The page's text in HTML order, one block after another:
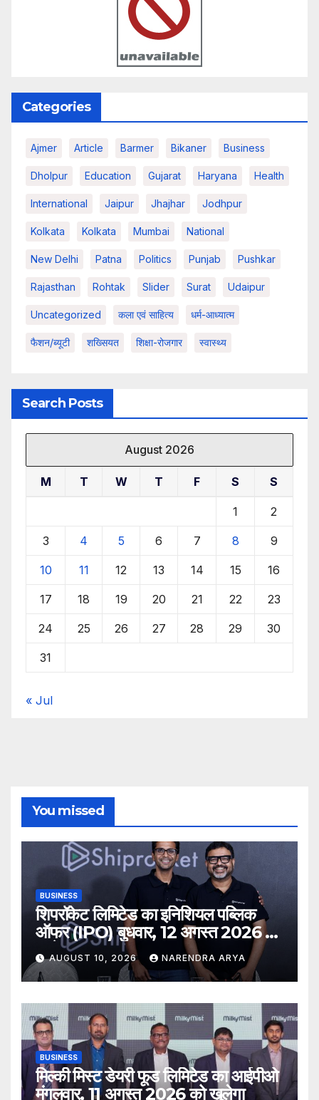
Categories
Ajmer Article Barmer Bikaner Business
Dholpur Education Gujarat Haryana Health
International Jaipur Jhajhar Jodhpur
Kolkata Kolkata Mumbai National
New Delhi Patna Politics Punjab Pushkar
Rajasthan Rohtak Slider Surat Udaipur
Uncategorized कला एवं साहित्य धर्म-आध्यात्म
फैशन/ब्यूटी शख्सियत शिक्षा-रोजगार स्वास्थ्य
Search Posts
August 2026
M T W T F S S
1 2
3 4 5 6 7 8 9
10 11 12 13 14 15 16
17 18 19 20 21 22 23
24 25 26 27 28 29 30
31
« Jul
You missed
BUSINESS
शिपरॉकेट लिमिटेड का इनिशियल पब्लिक
ऑफर (IPO) बुधवार, 12 अगस्त 2026 को
खुलेगा
AUGUST 10, 2026 NARENDRA ARYA
BUSINESS
मिल्की मिस्ट डेयरी फूड लिमिटेड का आईपीओ
मंगलवार, 11 अगस्त 2026 को खुलेगा